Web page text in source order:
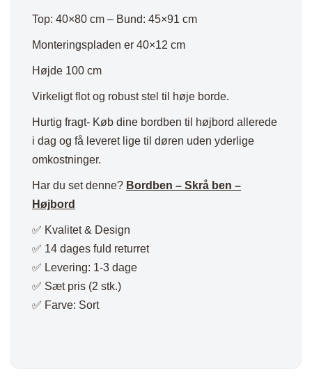
Top: 40×80 cm – Bund: 45×91 cm
Monteringspladen er 40×12 cm
Højde 100 cm
Virkeligt flot og robust stel til høje borde.
Hurtig fragt- Køb dine bordben til højbord allerede
i dag og få leveret lige til døren uden yderlige
omkostninger.
Har du set denne? Bordben – Skrå ben –
Højbord
✅ Kvalitet & Design
✅ 14 dages fuld returret
✅ Levering: 1-3 dage
✅ Sæt pris (2 stk.)
✅ Farve: Sort